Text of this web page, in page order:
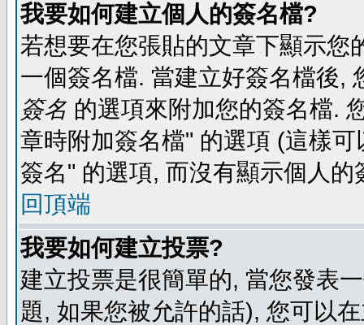
我要如何建立個人的簽名檔?
若想要在您張貼的文章下顯示您
一個簽名檔. 當建立好簽名檔後,
簽名 的選項來附加您的簽名檔.
章時附加簽名檔" 的選項 (這樣
簽名" 的選項, 而沒有顯示個人的
回頂端
我要如何建立投票?
建立投票是很簡單的, 當您發表
題, 如果您被允許的話), 您可以